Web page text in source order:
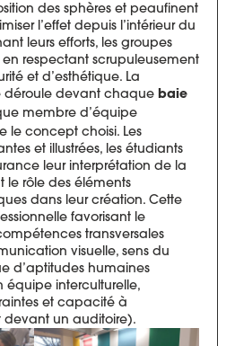
des sphères et peaufinent
l’effet depuis l’intérieur du
leurs efforts, les groupes
en respectant scrupuleusement
et d’esthétique. La
déroule devant chaque baie
membre d’équipe
le concept choisi. Les
et illustrées, les étudiants
leur interprétation de la
le rôle des éléments
dans leur création. Cette
favorisant le
transversales
visuelle, sens du
d’aptitudes humaines
équipe interculturelle,
et capacité à
un auditoire).